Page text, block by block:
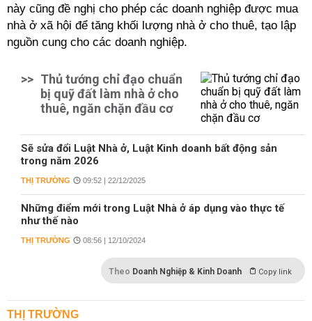
này cũng đề nghị cho phép các doanh nghiệp được mua
nhà ở xã hội để tăng khối lượng nhà ở cho thuê, tạo lập
nguồn cung cho các doanh nghiệp.
>> Thủ tướng chỉ đạo chuẩn
bị quỹ đất làm nhà ở cho
thuê, ngăn chặn đầu cơ
Sẽ sửa đổi Luật Nhà ở, Luật Kinh doanh bất động sản
trong năm 2026
THỊ TRƯỜNG 09:52 | 22/12/2025
Những điểm mới trong Luật Nhà ở áp dụng vào thực tế
như thế nào
THỊ TRƯỜNG 08:56 | 12/10/2024
Theo Doanh Nghiệp & Kinh Doanh Copy link
THỊ TRƯỜNG